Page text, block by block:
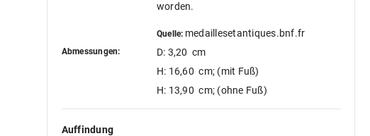
worden.
Quelle: medaillesetantiques.bnf.fr
Abmessungen:
D: 3,20 cm
H: 16,60 cm; (mit Fuß)
H: 13,90 cm; (ohne Fuß)
Auffindung